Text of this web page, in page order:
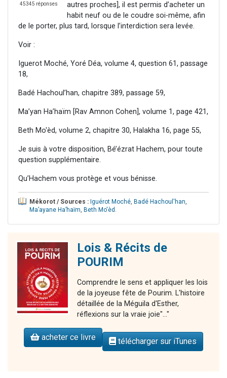
45345 réponses
autres proches], il est permis d’acheter un
habit neuf ou de le coudre soi-même, afin
de le porter, plus tard, lorsque l’interdiction sera levée.
Voir :
Iguerot Moché, Yoré Déa, volume 4, question 61, passage
18,
Badé Hachoul’han, chapitre 389, passage 59,
Ma’yan Ha’haïm [Rav Amnon Cohen], volume 1, page 421,
Beth Mo'èd, volume 2, chapitre 30, Halakha 16, page 55,
Je suis à votre disposition, Bé’ézrat Hachem, pour toute
question supplémentaire.
Qu’Hachem vous protège et vous bénisse.
Mékorot / Sources : Iguérot Moché, Badé Hachoul'han,
Ma’ayane Ha’haïm, Beth Mo'èd .
Lois & Récits de
POURIM
Comprendre le sens et appliquer les lois
de la joyeuse fête de Pourim. L'histoire
détaillée de la Méguila d'Esther,
réflexions sur la vraie joie"..."
acheter ce livre télécharger sur iTunes